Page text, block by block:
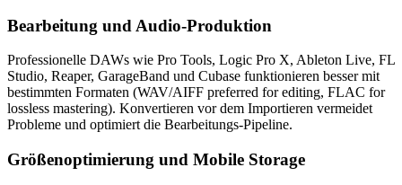
Bearbeitung und Audio-Produktion
Professionelle DAWs wie Pro Tools, Logic Pro X, Ableton Live, FL
Studio, Reaper, GarageBand und Cubase funktionieren besser mit
bestimmten Formaten (WAV/AIFF preferred for editing, FLAC for
lossless mastering). Konvertieren vor dem Importieren vermeidet
Probleme und optimiert die Bearbeitungs-Pipeline.
Größenoptimierung und Mobile Storage